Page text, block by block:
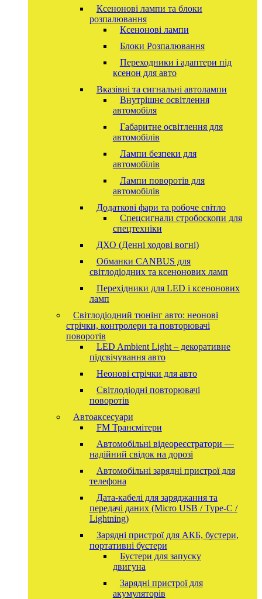
Ксенонові лампи та блоки
розпалювання
Ксенонові лампи
Блоки Розпалювання
Переходники і адаптери під
ксенон для авто
Вказівні та сигнальні автолампи
Внутрішнє освітлення
автомобіля
Габаритне освітлення для
автомобілів
Лампи безпеки для
автомобілів
Лампи поворотів для
автомобілів
Додаткові фари та робоче світло
Спецсигнали стробоскопи для
спецтехніки
ДХО (Денні ходові вогні)
Обманки CANBUS для
світлодіодних та ксенонових ламп
Перехідники для LED і ксенонових
ламп
Світлодіодний тюнінг авто: неонові
стрічки, контролери та повторювачі
поворотів
LED Ambient Light – декоративне
підсвічування авто
Неонові стрічки для авто
Світлодіодні повторювачі
поворотів
Автоаксесуари
FM Трансмітери
Автомобільні відеореєстратори —
надійний свідок на дорозі
Автомобільні зарядні пристрої для
телефона
Дата-кабелі для заряджання та
передачі даних (Micro USB / Type-C /
Lightning)
Зарядні пристрої для АКБ, бустери,
портативні бустери
Бустери для запуску
двигуна
Зарядні пристрої для
акумуляторів